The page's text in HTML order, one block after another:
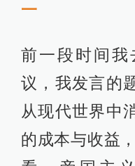
一
前一段时间我
议，我发言的
从现代世界中
的成本与收益